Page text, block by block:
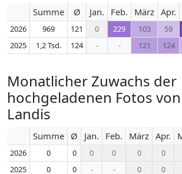
Summe Ø Jan. Feb. März Apr.
2026 969 121 0 229 103 59
2025
1,2 Tsd. 124 - - 121 124
Monatlicher Zuwachs der
hochgeladenen Fotos
Landis
Summe Ø Jan. Feb. März Apr.
2026 0 0 0 0 0 0
2025
0 0 - - 0 0